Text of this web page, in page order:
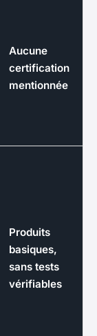
Aucune
certification
mentionnée
Produits
basiques,
sans tests
vérifiables